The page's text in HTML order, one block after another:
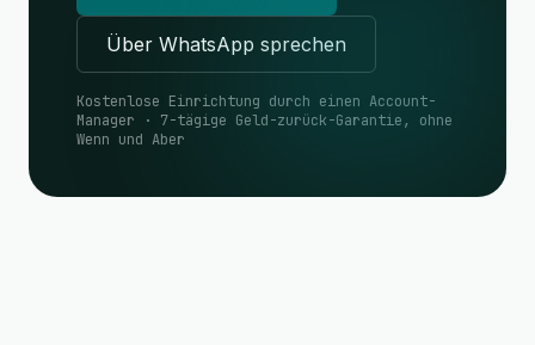
Über WhatsApp sprechen
Kostenlose Einrichtung durch einen Account-
Manager · 7-tägige Geld-zurück-Garantie, ohne
Wenn und Aber